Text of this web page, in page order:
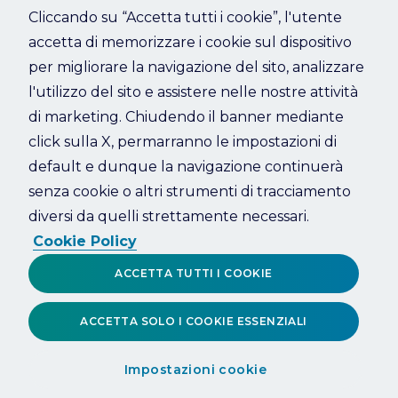
Refresh
Cliccando su “Accetta tutti i cookie”, l'utente
accetta di memorizzare i cookie sul dispositivo
per migliorare la navigazione del sito, analizzare
l'utilizzo del sito e assistere nelle nostre attività
di marketing. Chiudendo il banner mediante
click sulla X, permarranno le impostazioni di
default e dunque la navigazione continuerà
senza cookie o altri strumenti di tracciamento
diversi da quelli strettamente necessari.
Cookie Policy
Impostazioni cookie
ACCETTA SOLO I COOKIE ESSENZIALI
ACCETTA TUTTI I COOKIE